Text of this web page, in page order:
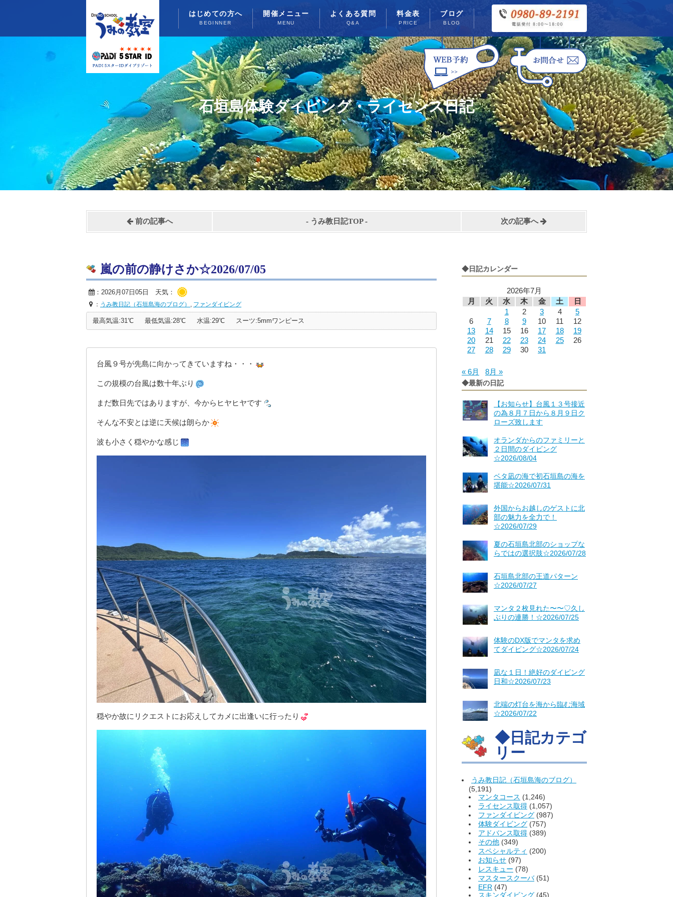
はじめての方へ
BEGINNER
開催メニュー
MENU
よくある質問
Q&A
料金表
PRICE
ブログ
BLOG
石垣島体験ダイビング・ライセンス日記
前の記事へ - うみ教日記TOP- 次の記事へ
◆日記カレンダー
2026年7月
月
火 水 木 金 土
日
1
2 3 4
5
6
7 8 9 10 11
12
13
14 15 16 17 18
19
20
21 22 23 24 25
26
27
28 29 30 31
« 6月 8月 »
◆最新の日記
【お知らせ】台風１３号接近
の為８月７日から８月９日ク
ローズ致します
オランダからのファミリーと
２日間のダイビング
☆2026/08/04
ベタ凪の海で初石垣島の海を
堪能☆2026/07/31
外国からお越しのゲストに北
部の魅力を全力で！
☆2026/07/29
夏の石垣島北部のショップな
らではの選択肢☆2026/07/28
石垣島北部の王道パターン
☆2026/07/27
マンタ２枚見れた〜〜♡久し
ぶりの連勝！☆2026/07/25
体験のDX版でマンタを求め
てダイビング☆2026/07/24
凪な１日！絶好のダイビング
日和☆2026/07/23
北端の灯台を海から臨む海域
☆2026/07/22
◆日記カテゴ
リー
うみ教日記（石垣島海のブログ）
(5,191)
マンタコース (1,246)
ライセンス取得 (1,057)
ファンダイビング (987)
体験ダイビング (757)
アドバンス取得 (389)
その他 (349)
スペシャルティ (200)
お知らせ (97)
レスキュー (78)
マスタースクーバ(51)
EFR (47)
スキンダイビング (45)
嵐の前の静けさか☆2026/07/05
：2026月07日05日 天気：
： うみ教日記（石垣島海のブログ） , ファンダイビング
最高気温:31℃ 最低気温:28℃ 水温:29℃ スーツ:5mmワンピース
台風９号が先島に向かってきていますね・・・
この規模の台風は数十年ぶり
まだ数日先ではありますが、今からヒヤヒヤです
そんな不安とは逆に天候は朗らか
波も小さく穏やかな感じ
穏やか故にリクエストにお応えしてカメに出逢いに行ったり